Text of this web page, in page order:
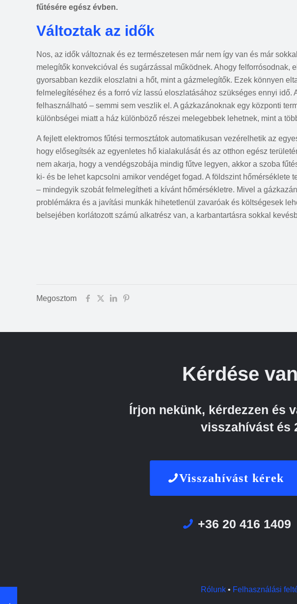
fűtésére egész évben.
Változtak az idők
Nos, az idők változnak és ez természetesen már nem így van és már
melegítők konvekcióval és sugárzással működnek. Ahogy felforrósodnak,
gyorsabban kezdik eloszlatni a hőt, mint a gázmelegítők. Ezek könnyen
felmelegítéséhez és a forró víz lassú eloszlatásához szükséges ennyi
felhasználható – semmi sem veszlik el. A gázkazánoknak egy központi
különbségei miatt a ház különböző részei melegebbek lehetnek, mint a
A fejlett elektromos fűtési termosztátok automatikusan vezérelhetik az
hogy elősegítsék az egyenletes hő kialakulását és az otthon egész
nem akarja, hogy a vendégszobája mindig fűtve legyen, akkor a szoba
ki- és be lehet kapcsolni amikor vendéget fogad. A földszint hőmérséklete
– mindegyik szobát felmelegítheti a kívánt hőmérsékletre. Mivel a
problémákra és a javítási munkák hihetetlenül zavaróak és költségesek
belsejében korlátozott számú alkatrész van, a karbantartásra sokkal
Megosztom
Kérdése
Írjon nekünk, kérdezzen és
visszahívást és
Visszahívást kérek
+36 20 416 1409
Rólunk• Felhasználási